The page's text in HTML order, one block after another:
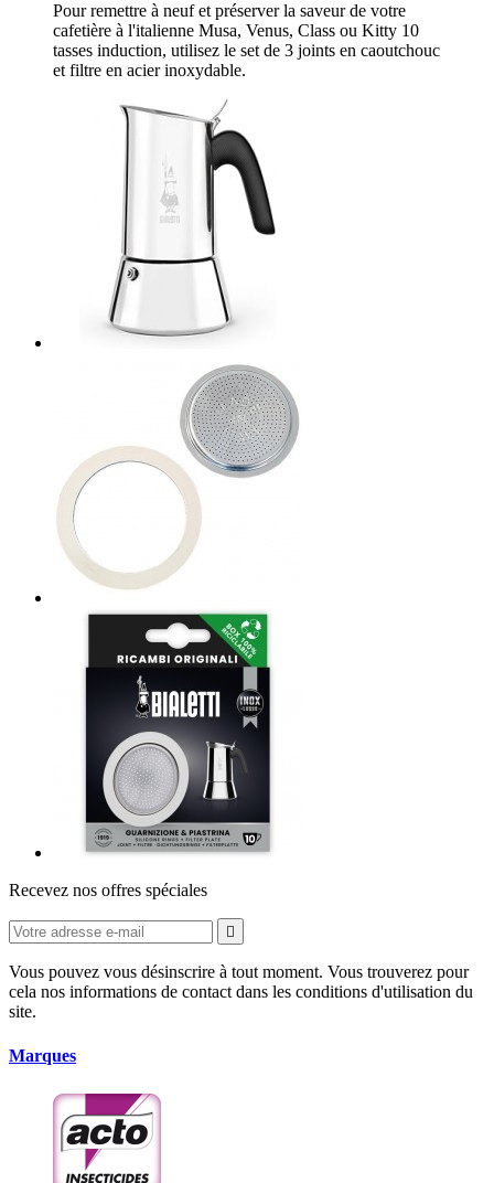
Pour remettre à neuf et préserver la saveur de votre
cafetière à l'italienne Musa, Venus, Class ou Kitty 10
tasses induction, utilisez le set de 3 joints en caoutchouc
et filtre en acier inoxydable.
Recevez nos offres spéciales

Vous pouvez vous désinscrire à tout moment. Vous trouverez pour
cela nos informations de contact dans les conditions d'utilisation du
site.
Marques